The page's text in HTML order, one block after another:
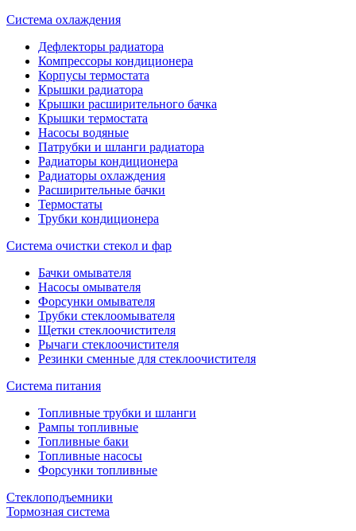
Система охлаждения
Дефлекторы радиатора
Компрессоры кондиционера
Корпусы термостата
Крышки радиатора
Крышки расширительного бачка
Крышки термостата
Насосы водяные
Патрубки и шланги радиатора
Радиаторы кондиционера
Радиаторы охлаждения
Расширительные бачки
Термостаты
Трубки кондиционера
Система очистки стекол и фар
Бачки омывателя
Насосы омывателя
Форсунки омывателя
Трубки стеклоомывателя
Щетки стеклоочистителя
Рычаги стеклоочистителя
Резинки сменные для стеклоочистителя
Система питания
Топливные трубки и шланги
Рампы топливные
Топливные баки
Топливные насосы
Форсунки топливные
Стеклоподъемники
Тормозная система